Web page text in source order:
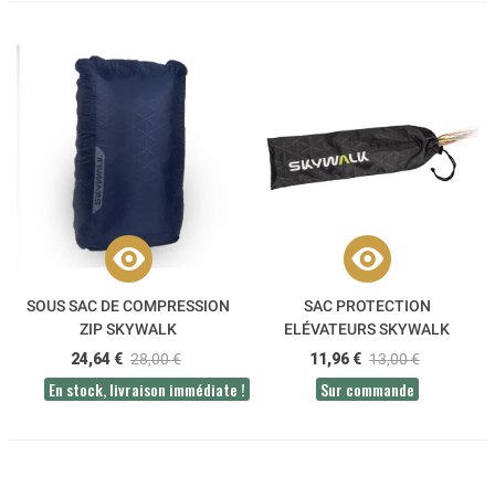
SOUS SAC DE COMPRESSION
ZIP SKYWALK
24,64 € 28,00 €
En stock, livraison immédiate !
SAC PROTECTION
ELÉVATEURS SKYWALK
11,96 € 13,00 €
Sur commande